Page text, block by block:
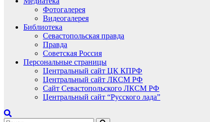
Фотогалерея
Видеогалерея
Библиотека
Севастопольская правда
Правда
Советская Россия
Персональные страницы
Центральный сайт ЦК КПРФ
Центральный сайт ЛКСМ РФ
Сайт Севастопольского ЛКСМ РФ
Центральный сайт “Русского лада”